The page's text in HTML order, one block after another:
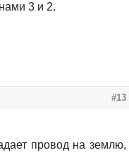
3 и 2.
#13
провод на землю,